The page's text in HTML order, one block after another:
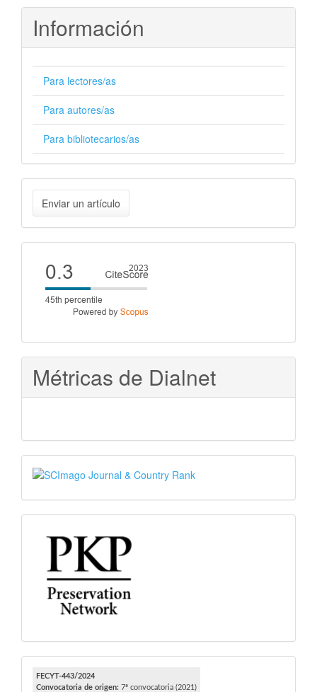
Información
Para lectores/as
Para autores/as
Para bibliotecarios/as
Enviar
un
artículo
Enviar un artículo
Cite
score
Métricas de Dialnet
SJR
PKP
FECYT